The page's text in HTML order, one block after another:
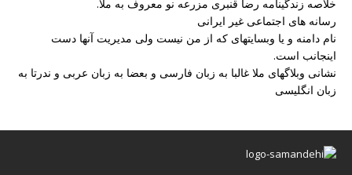
خلاصه زندگینامه رضا قنبری مزرعه نو معروف به ملا.
رسانه های اجتماعی غیر ایرانی
نام دامنه و یا وبسایتهای که از من نیست ولی مدیریت آنها دست
اینجانب است.
نشانی وبلاگهای ملا غالبا به زبان فارسی و بعضا به زبان عربی و ندرتا به
زبان انگلیسی